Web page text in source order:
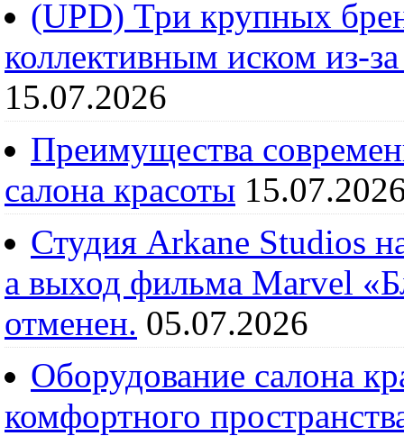
(UPD) Три крупных
коллективным иском из-
15.07.2026
Преимущества
салона красоты
Студия Arkane Studios
а выход фильма Marvel
отменен. 05.07.2026
Оборудование салона
комфортного